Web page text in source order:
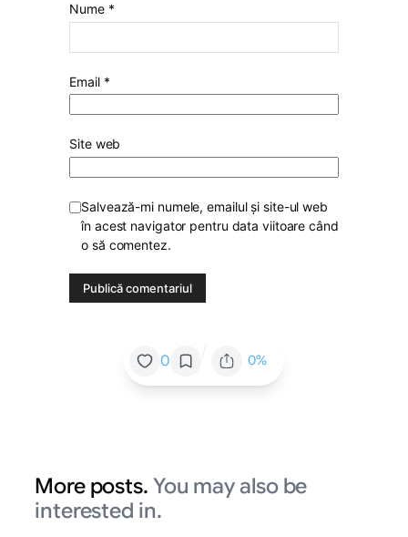
Nume *
Email *
Site web
Salvează-mi numele, emailul și site-ul web
în acest navigator pentru data viitoare când
o să comentez.
0 0%
More posts. You may also be
interested in.